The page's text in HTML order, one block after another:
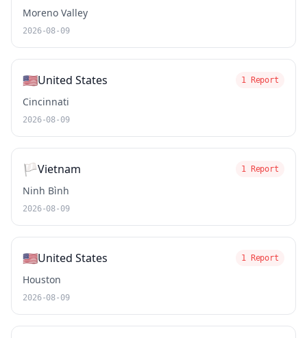
Moreno Valley
2026-08-09
🇺🇸United States 1 Report
Cincinnati
2026-08-09
🏳️Vietnam 1 Report
Ninh Bình
2026-08-09
🇺🇸United States 1 Report
Houston
2026-08-09